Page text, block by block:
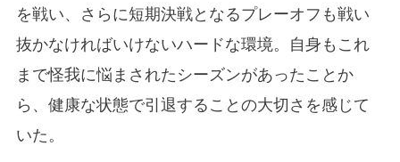
を戦い、さらに短期決戦となるプレーオフも戦い
抜かなければいけないハードな環境。自身もこれ
まで怪我に悩まされたシーズンがあったことか
ら、健康な状態で引退することの大切さを感じて
いた。